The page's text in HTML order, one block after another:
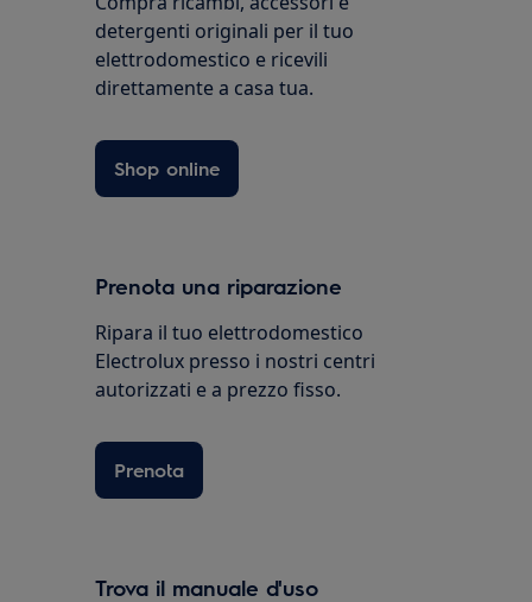
detergenti originali per il tuo
elettrodomestico e ricevili
direttamente a casa tua.
Shop online
Prenota una riparazione
Ripara il tuo elettrodomestico
Electrolux presso i nostri centri
autorizzati e a prezzo fisso.
Prenota
Trova il manuale d'uso